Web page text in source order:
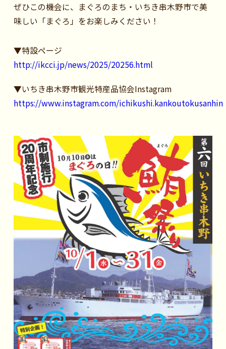
ぜひこの機会に、まぐろのまち・いちき串木野市で美
味しい「まぐろ」をお楽しみください！
▼特設ページ
http://ikcci.jp/news/2025/20256.html
▼いちき串木野市観光特産品協会Instagram
https://www.instagram.com/ichikushi.kankoutokusanhin